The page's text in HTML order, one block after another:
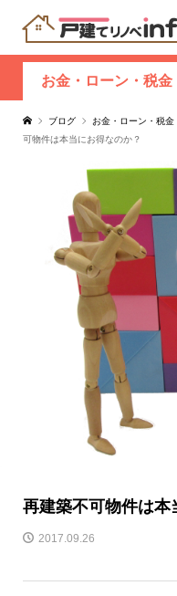
お金・ローン・税金
ブログ お金・ローン・税金
可物件は本当にお得なのか？
再建築不可物件は本
2017.09.26